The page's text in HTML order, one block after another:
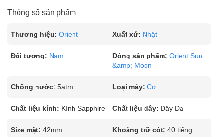
Thông số sản phẩm
Thương hiệu: Orient Xuất xứ: Nhật
Đối tượng: Nam Dòng sản phẩm: Orient Sun
&amp; Moon
Chống nước: 5atm Loại máy: Cơ
Chất liệu kính: Kính Sapphire Chất liệu dây: Dây Da
Size mặt: 42mm Khoảng trữ cót: 40 tiếng